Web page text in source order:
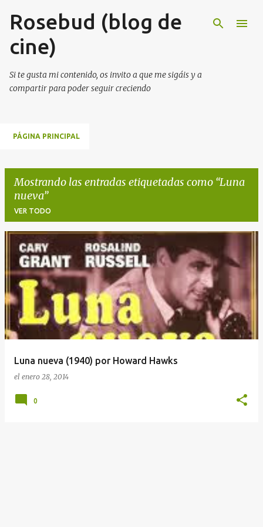
Ir al contenido principal
Rosebud (blog de
cine)
Si te gusta mi contenido, os invito a que me sigáis y a
compartir para poder seguir creciendo
PÁGINA PRINCIPAL
Mostrando las entradas etiquetadas como Luna
nueva
VER TODO
n
r
d
Luna nueva (1940) por Howard Hawks
el enero 28, 2014
0